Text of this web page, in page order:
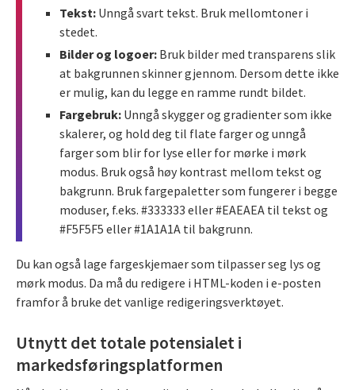
Tekst: Unngå svart tekst. Bruk mellomtoner i
stedet.
Bilder og logoer: Bruk bilder med transparens slik
at bakgrunnen skinner gjennom. Dersom dette ikke
er mulig, kan du legge en ramme rundt bildet.
Fargebruk: Unngå skygger og gradienter som ikke
skalerer, og hold deg til flate farger og unngå
farger som blir for lyse eller for mørke i mørk
modus. Bruk også høy kontrast mellom tekst og
bakgrunn. Bruk fargepaletter som fungerer i begge
moduser, f.eks. #333333 eller #EAEAEA til tekst og
#F5F5F5 eller #1A1A1A til bakgrunn.
Du kan også lage fargeskjemaer som tilpasser seg lys og
mørk modus. Da må du redigere i HTML-koden i e-posten
framfor å bruke det vanlige redigeringsverktøyet.
Utnytt det totale potensialet i
markedsføringsplatformen